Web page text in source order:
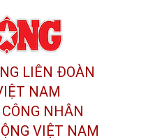
LIÊN ĐOÀN
NAM
NHÂN
VIỆT NAM